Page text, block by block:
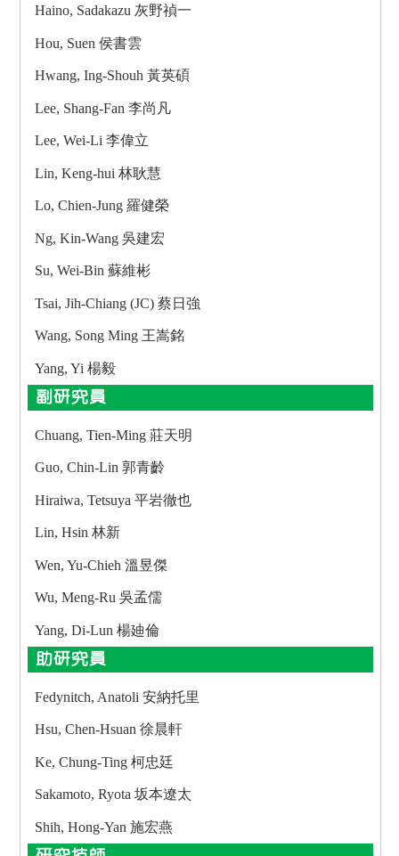
Haino, Sadakazu 灰野禎一
Hou, Suen 侯書雲
Hwang, Ing-Shouh 黃英碩
Lee, Shang-Fan 李尚凡
Lee, Wei-Li 李偉立
Lin, Keng-hui 林耿慧
Lo, Chien-Jung 羅健榮
Ng, Kin-Wang 吳建宏
Su, Wei-Bin 蘇維彬
Tsai, Jih-Chiang (JC) 蔡日強
Wang, Song Ming 王嵩銘
Yang, Yi 楊毅
副研究員
Chuang, Tien-Ming 莊天明
Guo, Chin-Lin 郭青齡
Hiraiwa, Tetsuya 平岩徹也
Lin, Hsin 林新
Wen, Yu-Chieh 溫昱傑
Wu, Meng-Ru 吳孟儒
Yang, Di-Lun 楊廸倫
助研究員
Fedynitch, Anatoli 安納托里
Hsu, Chen-Hsuan 徐晨軒
Ke, Chung-Ting 柯忠廷
Sakamoto, Ryota 坂本遼太
Shih, Hong-Yan 施宏燕